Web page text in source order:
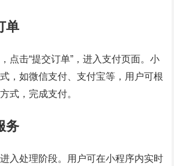
单
点击“提交订单”，进入支付页面。小
，如微信支付、支付宝等，用户可根
式，完成支付。
务
入处理阶段。用户可在小程序内实时